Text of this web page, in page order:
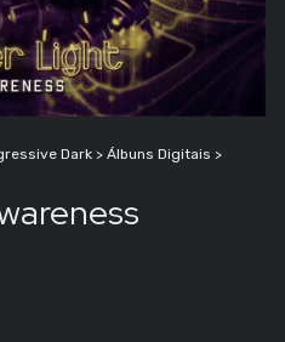
Dark > Álbuns Digitais >